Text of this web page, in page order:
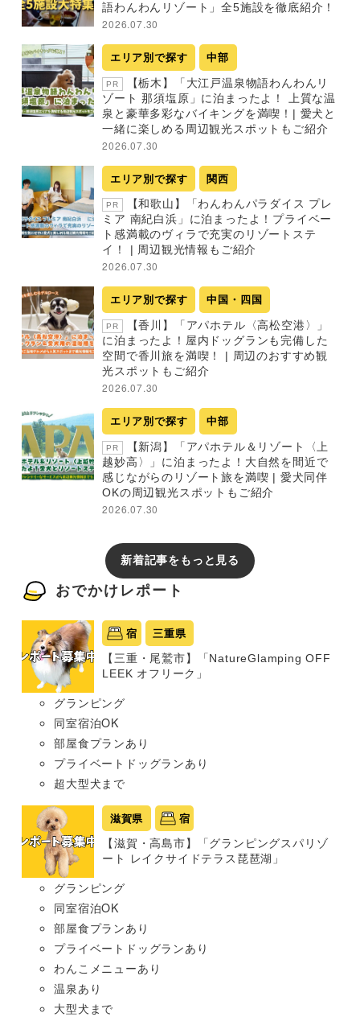
語わんわんリゾート」全5施設を徹底紹介！
2026.07.30
エリア別で探す 中部
PR
【栃木】「大江戸温泉物語わんわんリ
ゾート 那須塩原」に泊まったよ！ 上質な温
泉と豪華多彩なバイキングを満喫！| 愛犬と
一緒に楽しめる周辺観光スポットもご紹介
2026.07.30
エリア別で探す 関西
PR
【和歌山】「わんわんパラダイス プレ
ミア 南紀白浜」に泊まったよ！プライベー
ト感満載のヴィラで充実のリゾートステ
イ！ | 周辺観光情報もご紹介
2026.07.30
エリア別で探す 中国・四国
PR
【香川】「アパホテル〈高松空港〉」
に泊まったよ！屋内ドッグランも完備した
空間で香川旅を満喫！ | 周辺のおすすめ観
光スポットもご紹介
2026.07.30
エリア別で探す 中部
PR
【新潟】「アパホテル＆リゾート〈上
越妙高〉」に泊まったよ！大自然を間近で
感じながらのリゾート旅を満喫 | 愛犬同伴
OKの周辺観光スポットもご紹介
2026.07.30
新着記事をもっと見る
おでかけレポート
宿 三重県
【三重・尾鷲市】「NatureGlamping OFF
LEEK オフリーク」
グランピング
同室宿泊OK
部屋食プランあり
プライベートドッグランあり
超大型犬まで
滋賀県 宿
【滋賀・高島市】「グランピングスパリゾ
ート レイクサイドテラス琵琶湖」
グランピング
同室宿泊OK
部屋食プランあり
プライベートドッグランあり
わんこメニューあり
温泉あり
大型犬まで